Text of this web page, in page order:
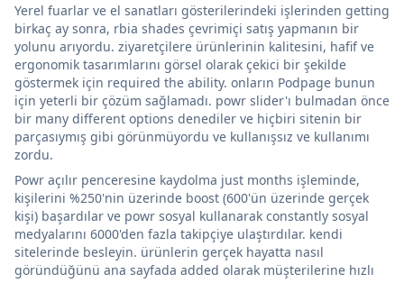
Yerel fuarlar ve el sanatları gösterilerindeki işlerinden getting
birkaç ay sonra, rbia shades çevrimiçi satış yapmanın bir
yolunu arıyordu. ziyaretçilere ürünlerinin kalitesini, hafif ve
ergonomik tasarımlarını görsel olarak çekici bir şekilde
göstermek için required the ability. onların Podpage bunun
için yeterli bir çözüm sağlamadı. powr slider'ı bulmadan önce
bir many different options denediler ve hiçbiri sitenin bir
parçasıymış gibi görünmüyordu ve kullanışsız ve kullanımı
zordu.
Powr açılır penceresine kaydolma just months işleminde,
kişilerini %250'nin üzerinde boost (600'ün üzerinde gerçek
kişi) başardılar ve powr sosyal kullanarak constantly sosyal
medyalarını 6000'den fazla takipçiye ulaştırdılar. kendi
sitelerinde besleyin. ürünlerin gerçek hayatta nasıl
göründüğünü ana sayfada added olarak müşterilerine hızlı